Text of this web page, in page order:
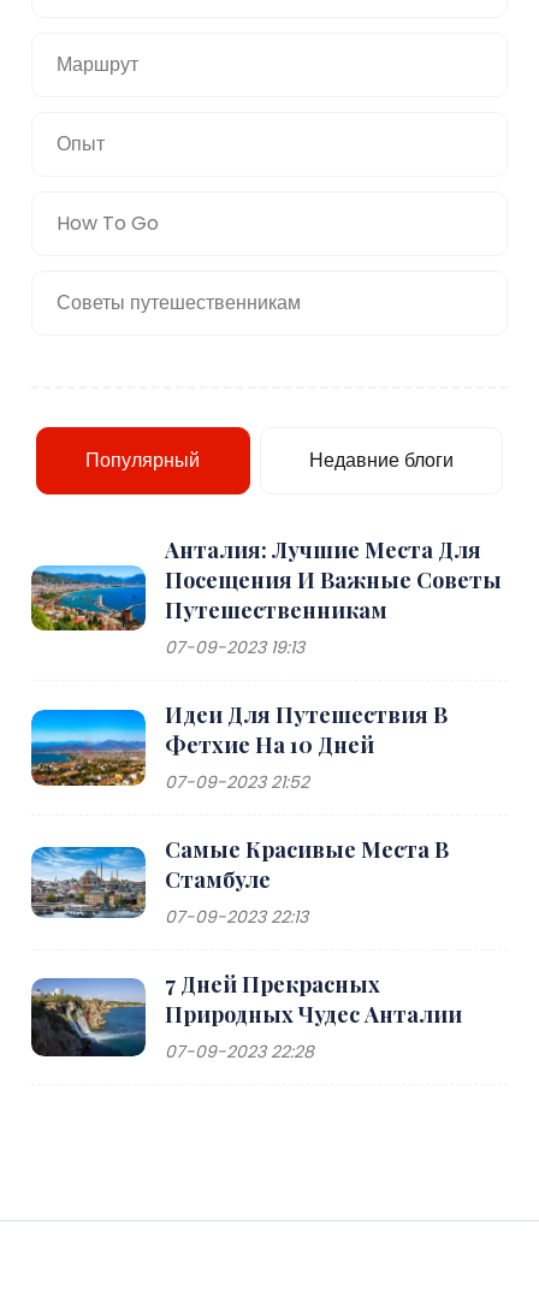
Маршрут
Опыт
How To Go
Советы путешественникам
Популярный Недавние блоги
Анталия: Лучшие Места Для
Посещения И Важные Советы
Путешественникам
07-09-2023 19:13
Идеи Для Путешествия В
Фетхие На 10 Дней
07-09-2023 21:52
Самые Красивые Места В
Стамбуле
07-09-2023 22:13
7 Дней Прекрасных
Природных Чудес Анталии
07-09-2023 22:28